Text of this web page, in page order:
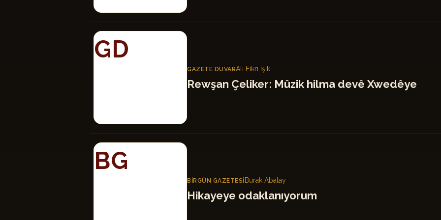
GD
GAZETE DUVARAli Fikri Işık
Rewşan Çeliker: Mûzik hilma devê Xwedêye
BG
BIRGÜN GAZETESI Burak Abatay
Hikayeye odaklanıyorum